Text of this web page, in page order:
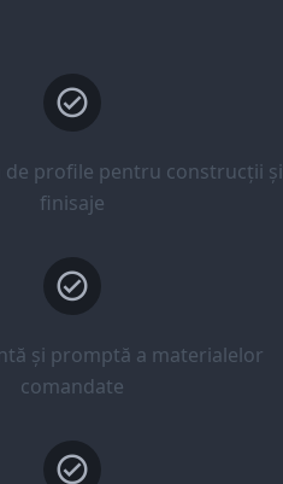
de profile pentru construcții și
finisaje
și promptă a materialelor
comandate